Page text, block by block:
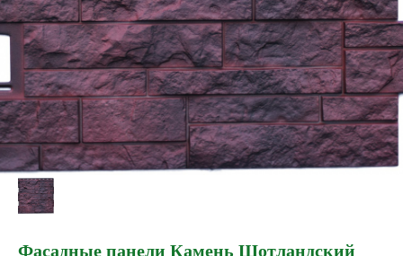
Фасадные панели Камень Шотландский